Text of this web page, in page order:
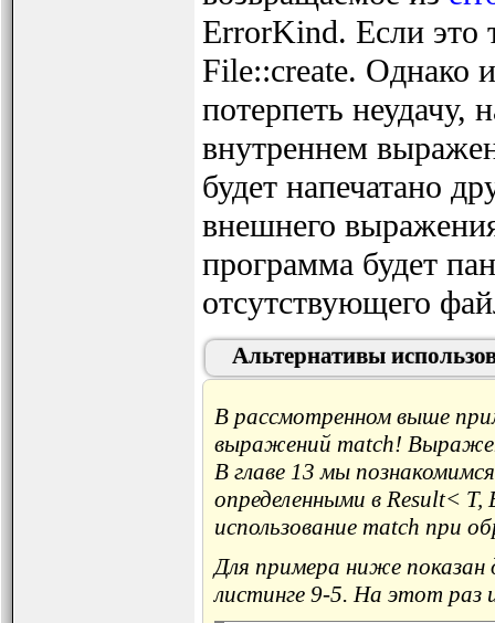
ErrorKind. Если это
File::create. Однако
потерпеть неудачу,
внутреннем
будет напечатано
внешнего
программа будет
отсутствующего
Альтернативы
В рассмотренном выше
выражений match!
В главе 13 мы
определенными в Result<
использование match при
Для примера ниже показан
листинге 9-5. На этот раз